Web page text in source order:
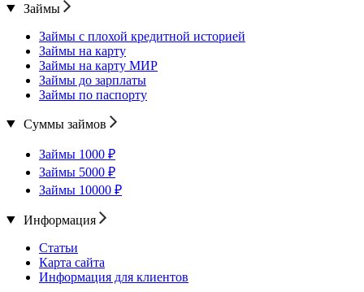
Займы
Займы с плохой кредитной историей
Займы на карту
Займы на карту МИР
Займы до зарплаты
Займы по паспорту
Суммы займов
Займы 1000 ₽
Займы 5000 ₽
Займы 10000 ₽
Информация
Статьи
Карта сайта
Информация для клиентов